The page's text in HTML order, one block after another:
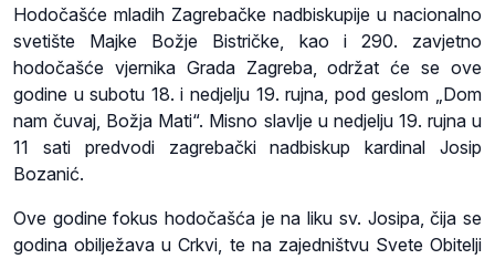
Hodočašće mladih Zagrebačke nadbiskupije u nacionalno
svetište Majke Božje Bistričke, kao i 290. zavjetno
hodočašće vjernika Grada Zagreba, održat će se ove
godine u subotu 18. i nedjelju 19. rujna, pod geslom „Dom
nam čuvaj, Božja Mati“. Misno slavlje u nedjelju 19. rujna u
11 sati predvodi zagrebački nadbiskup kardinal Josip
Bozanić.
Ove godine fokus hodočašća je na liku sv. Josipa, čija se
godina obilježava u Crkvi, te na zajedništvu Svete Obitelji